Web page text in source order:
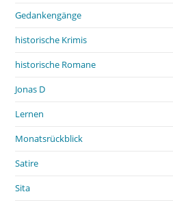
Gedankengänge
historische Krimis
historische Romane
Jonas D
Lernen
Monatsrückblick
Satire
Sita